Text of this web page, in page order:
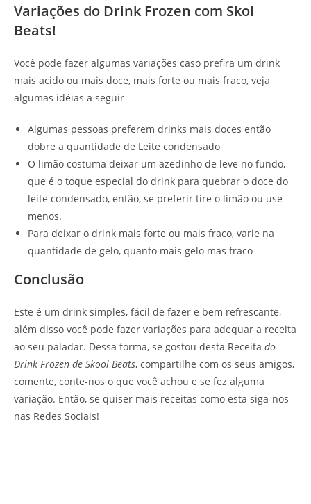
Variações do Drink Frozen com Skol
Beats!
Você pode fazer algumas variações caso prefira um drink
mais acido ou mais doce, mais forte ou mais fraco, veja
algumas idéias a seguir
Algumas pessoas preferem drinks mais doces então
dobre a quantidade de Leite condensado
O limão costuma deixar um azedinho de leve no fundo,
que é o toque especial do drink para quebrar o doce do
leite condensado, então, se preferir tire o limão ou use
menos.
Para deixar o drink mais forte ou mais fraco, varie na
quantidade de gelo, quanto mais gelo mas fraco
Conclusão
Este é um drink simples, fácil de fazer e bem refrescante,
além disso você pode fazer variações para adequar a receita
ao seu paladar. Dessa forma, se gostou desta Receita do
Drink Frozen de Skool Beats, compartilhe com os seus amigos,
comente, conte-nos o que você achou e se fez alguma
variação. Então, se quiser mais receitas como esta siga-nos
nas Redes Sociais!